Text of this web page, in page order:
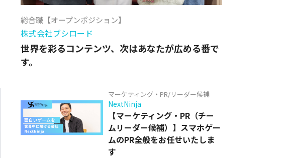
総合職【オープンポジション】
株式会社ブシロード
世界を彩るコンテンツ、次はあなたが広める番で
す。
マーケティング・PR/リーダー候補
NextNinja
【マーケティング・PR（チー
ムリーダー候補）】スマホゲー
ムのPR全般をお任せいたしま
す